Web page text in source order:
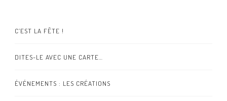
C’EST LA FÊTE !
DITES-LE AVEC UNE CARTE…
ÉVÉNEMENTS : LES CRÉATIONS